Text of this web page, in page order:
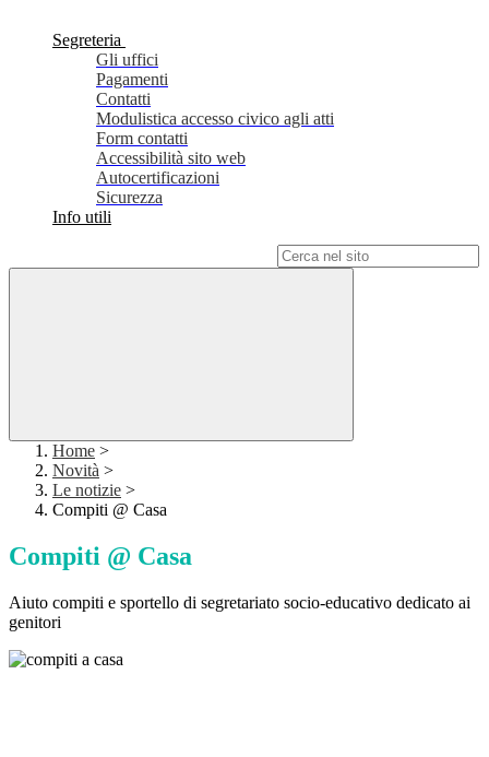
Segreteria
Gli uffici
Pagamenti
Contatti
Modulistica accesso civico agli atti
Form contatti
Accessibilità sito web
Autocertificazioni
Sicurezza
Info utili
Home >
Novità >
Le notizie >
Compiti @ Casa
Compiti @ Casa
Aiuto compiti e sportello di segretariato socio-educativo dedicato ai
genitori